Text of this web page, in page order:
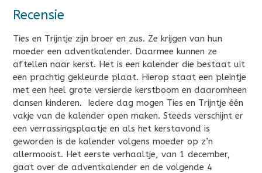
Recensie
Ties en Trijntje zijn broer en zus. Ze krijgen van hun
moeder een adventkalender. Daarmee kunnen ze
aftellen naar kerst. Het is een kalender die bestaat uit
een prachtig gekleurde plaat. Hierop staat een pleintje
met een heel grote versierde kerstboom en daaromheen
dansen kinderen. Iedere dag mogen Ties en Trijntje één
vakje van de kalender open maken. Steeds verschijnt er
een verrassingsplaatje en als het kerstavond is
geworden is de kalender volgens moeder op z’n
allermooist. Het eerste verhaaltje, van 1 december,
gaat over de adventkalender en de volgende 4